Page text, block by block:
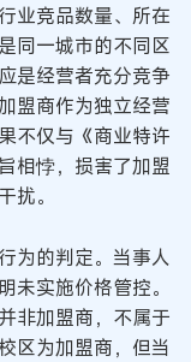
业竞品数量、所在
同一城市的不同区
是经营者充分竞争
盟商作为独立经营
不仅与《商业特许
相悖，损害了加盟
扰。
为的判定。当事人
未实施价格管控。
非加盟商，不属于
区为加盟商，但当